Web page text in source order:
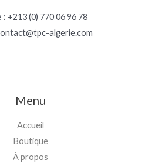
: +213 (0) 770 06 96 78
algerie.com
Menu
Accueil
Boutique
À propos